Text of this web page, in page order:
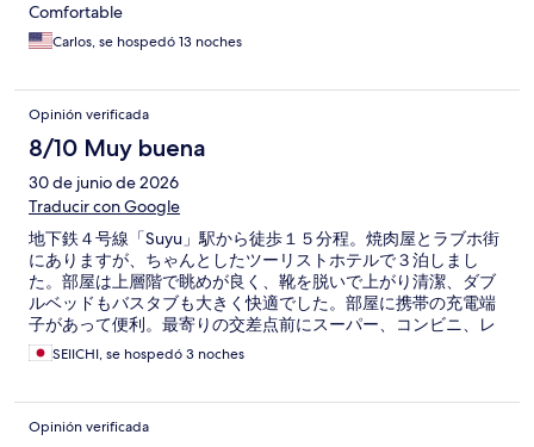
Comfortable
Carlos, se hospedó 13 noches
Opinión verificada
8/10 Muy buena
30 de junio de 2026
Traducir con Google
地下鉄４号線「Suyu」駅から徒歩１５分程。焼肉屋とラブホ街
にありますが、ちゃんとしたツーリストホテルで３泊しまし
た。部屋は上層階で眺めが良く、靴を脱いで上がり清潔、ダブ
ルベッドもバスタブも大きく快適でした。部屋に携帯の充電端
子があって便利。最寄りの交差点前にスーパー、コンビニ、レ
ストランも多数あります。強いていえば、ソウル中心街から地
下鉄で４〜５０分掛かります。バスもありますが渋滞が激し
スタッフも気さくでした。もしまた機会があれば利用すると思
います。
SEIICHI, se hospedó 3 noches
Opinión verificada